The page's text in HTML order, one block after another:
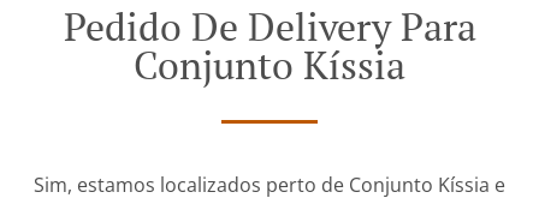
Pedido De Delivery Para
Conjunto Kíssia
Sim, estamos localizados perto de Conjunto Kíssia e